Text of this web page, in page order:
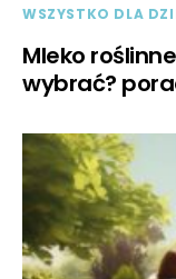
WSZYSTKO DLA
Mleko
wybrać?